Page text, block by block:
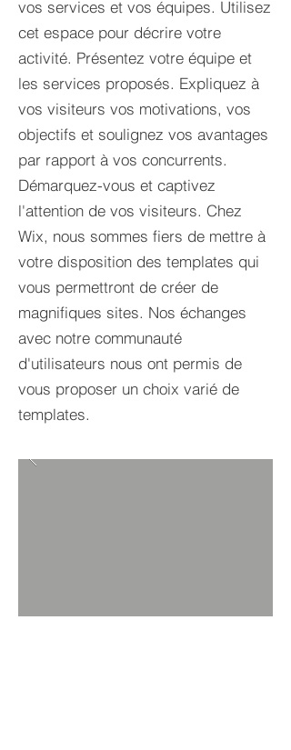
vos services et vos équipes. Utilisez
cet espace pour décrire votre
activité. Présentez votre équipe et
les services proposés. Expliquez à
vos visiteurs vos motivations, vos
objectifs et soulignez vos avantages
par rapport à vos concurrents.
Démarquez-vous et captivez
l'attention de vos visiteurs. Chez
Wix, nous sommes fiers de mettre à
votre disposition des templates qui
vous permettront de créer de
magnifiques sites. Nos échanges
avec notre communauté
d'utilisateurs nous ont permis de
vous proposer un choix varié de
templates.